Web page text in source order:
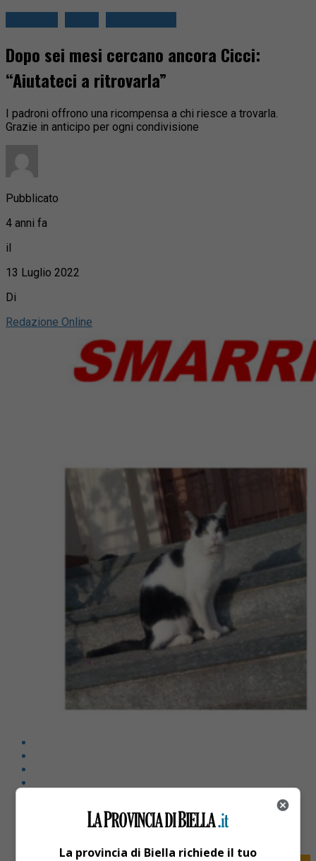
Dopo sei mesi cercano ancora Cicci:
“Aiutateci a ritrovarla”
I padroni offrono una ricompensa a chi riesce a trovarla.
Grazie in anticipo per ogni condivisione
Pubblicato
4 anni fa
il
13 Luglio 2022
Di
Redazione Online
La provincia di Biella richiede il tuo